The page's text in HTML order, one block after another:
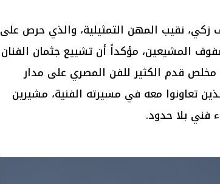
نقيب المهن التمثيلية، والذي حرص على
المشيعين، مؤكداً أن تشييع جثمان الفنان
قدم الكثير للفن المصري على مدار
تعاونوا معه في مسيرته الفنية، مشيرين
فني بلا حدود.